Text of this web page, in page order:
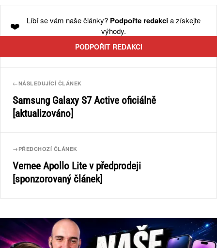
❤️ Líbí se vám naše články? Podpořte redakcia získejte
výhody.
PODPOŘIT REDAKCI
←NÁSLEDUJÍCÍ ČLÁNEK
Samsung Galaxy S7 Active oficiálně
[aktualizováno]
→ PŘEDCHOZÍ ČLÁNEK
Vernee Apollo Lite v předprodeji
[sponzorovaný článek]